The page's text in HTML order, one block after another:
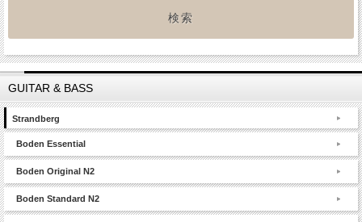
GUITAR & BASS
Strandberg
Boden Essential
Boden Original N2
Boden Standard N2